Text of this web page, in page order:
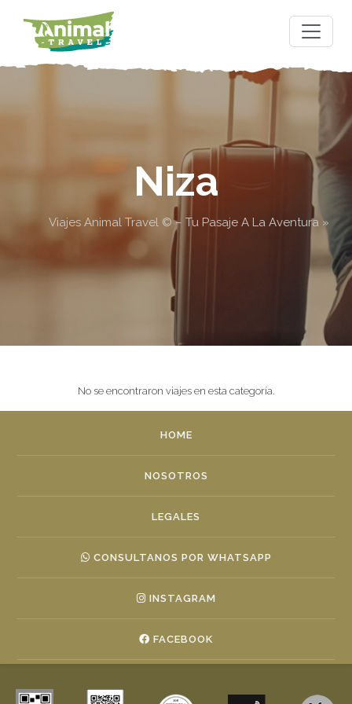
Niza
Viajes Animal Travel © – Tu Pasaje A La Aventura »
No se encontraron viajes en esta categoría.
HOME
NOSOTROS
LEGALES
CONSULTANOS POR WHATSAPP
INSTAGRAM
FACEBOOK